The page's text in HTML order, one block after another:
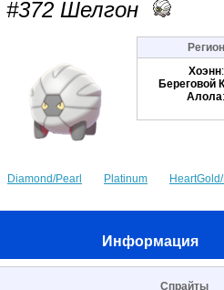
#372 Шелгон
Хоэнн
Береговой
Алола
Diamond/Pearl Platinum
Информация
Спрайты